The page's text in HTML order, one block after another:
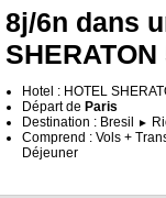
8j/6n dans
SHERATON
Hotel : HOTEL
Départ de Paris
Destination : Bresil ►
Comprend : Vols +
Déjeuner